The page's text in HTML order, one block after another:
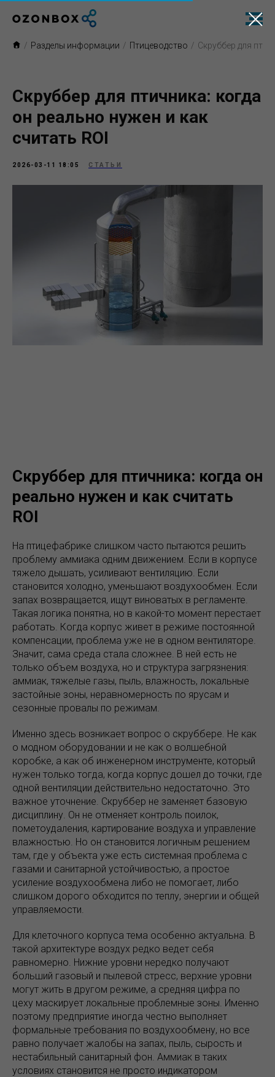
/ Разделы информации / Птицеводство / Скруббер для
Скруббер для птичника: когда
он реально нужен и как
считать ROI
2026-03-11 18:05 СТАТЬИ
Скруббер для птичника: когда он
реально нужен и как считать
ROI
На птицефабрике слишком часто пытаются решить
проблему аммиака одним движением. Если в корпусе
тяжело дышать, усиливают вентиляцию. Если
становится холодно, уменьшают воздухообмен. Если
запах возвращается, ищут виноватых в регламенте.
Такая логика понятна, но в какой-то момент перестает
работать. Когда корпус живет в режиме постоянной
компенсации, проблема уже не в одном вентиляторе.
Значит, сама среда стала сложнее. В ней есть не
только объем воздуха, но и структура загрязнения:
аммиак, тяжелые газы, пыль, влажность, локальные
застойные зоны, неравномерность по ярусам и
сезонные провалы по режимам.
Именно здесь возникает вопрос о скруббере. Не как
о модном оборудовании и не как о волшебной
коробке, а как об инженерном инструменте, который
нужен только тогда, когда корпус дошел до точки, где
одной вентиляции действительно недостаточно. Это
важное уточнение. Скруббер не заменяет базовую
дисциплину. Он не отменяет контроль поилок,
пометоудаления, картирование воздуха и управление
влажностью. Но он становится логичным решением
там, где у объекта уже есть системная проблема с
газами и санитарной устойчивостью, а простое
усиление воздухообмена либо не помогает, либо
слишком дорого обходится по теплу, энергии и общей
управляемости.
Для клеточного корпуса тема особенно актуальна. В
такой архитектуре воздух редко ведет себя
равномерно. Нижние уровни нередко получают
больший газовый и пылевой стресс, верхние уровни
могут жить в другом режиме, а средняя цифра по
цеху маскирует локальные проблемные зоны. Именно
поэтому предприятие иногда честно выполняет
формальные требования по воздухообмену, но все
равно получает жалобы на запах, пыль, сырость и
нестабильный санитарный фон. Аммиак в таких
условиях становится не просто индикатором